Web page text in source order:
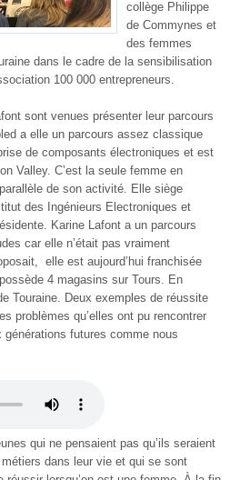
collège Philippe
de Commynes et
des femmes
dans le cadre de la sensibilisation
100 000 entrepreneurs.
sont venues présenter leur parcours
a elle un parcours assez classique
de composants électroniques et est
Valley. C’est la seule femme en
de son activité. Elle siège
des Ingénieurs Electroniques et
Karine Lafont a un parcours
car elle n’était pas vraiment
elle est aujourd’hui franchisée
4 magasins sur Tours. En
Touraine. Deux exemples de réussite
problèmes qu’elles ont pu rencontrer
générations futures comme nous
qui ne pensaient pas qu’ils seraient
dans leur vie et qui se sont